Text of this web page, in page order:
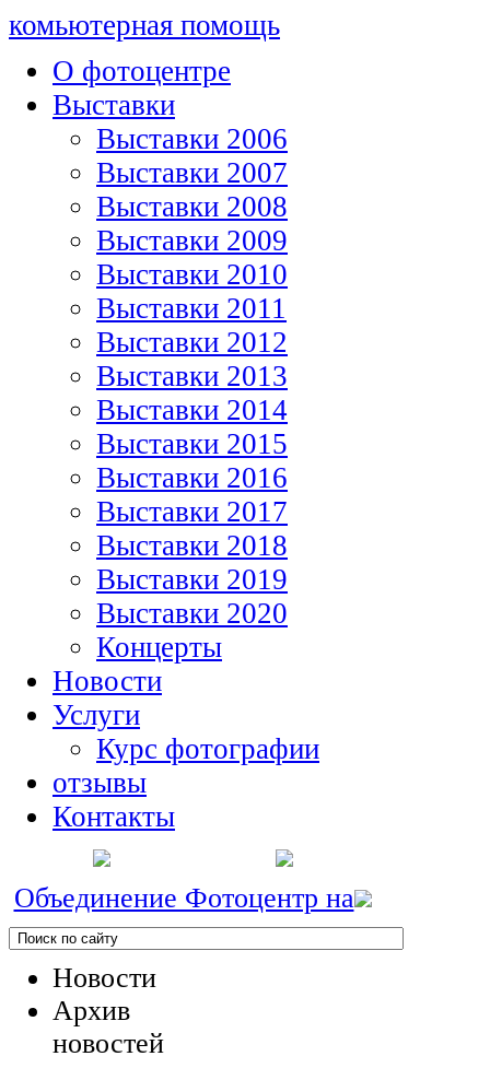
комьютерная помощь
О фотоцентре
Выставки
Выставки 2006
Выставки 2007
Выставки 2008
Выставки 2009
Выставки 2010
Выставки 2011
Выставки 2012
Выставки 2013
Выставки 2014
Выставки 2015
Выставки 2016
Выставки 2017
Выставки 2018
Выставки 2019
Выставки 2020
Концерты
Новости
Услуги
Курс фотографии
отзывы
Контакты
Объединение Фотоцентр на
Новости
Архив
новостей